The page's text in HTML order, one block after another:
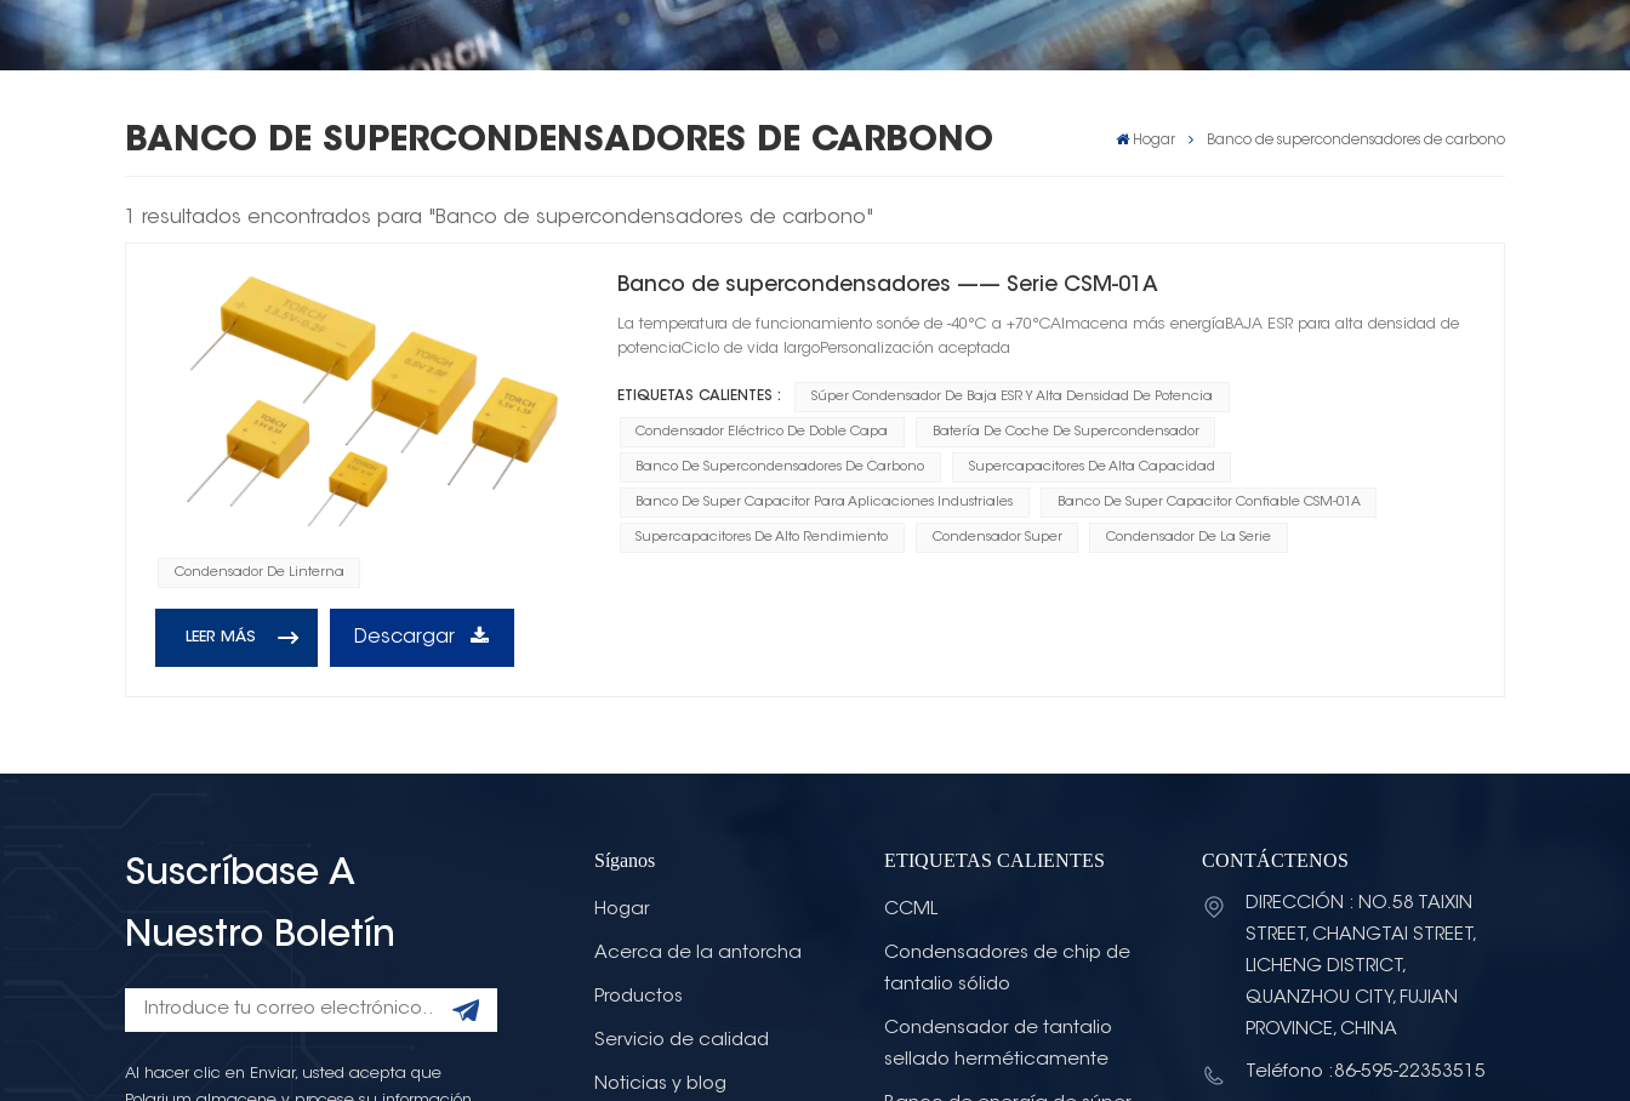
BANCO DE SUPERCONDENSADORES DE CARBONO Hogar Banco de supercondensadores de carbono
1 resultados encontrados para "Banco de supercondensadores de carbono"
Banco de supercondensadores —— Serie CSM-01A
La temperatura de funcionamiento sonóe de -40°C a +70°CAlmacena más energíaBAJA ESR para alta densidad de
potenciaCiclo de vida largoPersonalización aceptada
ETIQUETAS CALIENTES : Súper Condensador De Baja ESR Y Alta Densidad De Potencia
Condensador Eléctrico De Doble Capa Batería De Coche De Supercondensador
Banco De Supercondensadores De Carbono Supercapacitores De Alta Capacidad
Banco De Super Capacitor Para Aplicaciones Industriales Banco De Super Capacitor Confiable CSM-01A
Supercapacitores De Alto Rendimiento Condensador Super Condensador De La Serie
Condensador De Linterna
LEER MÁS Descargar
Suscríbase A
Nuestro Boletín
Al hacer clic en Enviar, usted acepta que
Síganos
Hogar
Acerca de la antorcha
Productos
Servicio de calidad
Noticias y blog
ETIQUETAS CALIENTES
CCML
Condensadores de chip de
tantalio sólido
Condensador de tantalio
sellado herméticamente
CONTÁCTENOS
DIRECCIÓN : NO.58 TAIXIN
STREET, CHANGTAI STREET,
LICHENG DISTRICT,
QUANZHOU CITY, FUJIAN
PROVINCE, CHINA
Teléfono :86-595-22353515